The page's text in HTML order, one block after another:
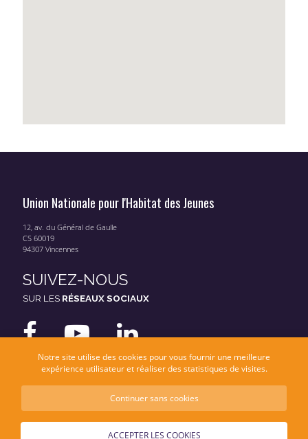
Union Nationale pour l'Habitat des Jeunes
12, av. du Général de Gaulle
CS 60019
94307 Vincennes
SUIVEZ-NOUS
SUR LES RÉSEAUX SOCIAUX
Mentions légales
Notre site utilise des cookies pour vous fournir une meilleure
expérience utilisateur et réaliser des statistiques de visites.
Continuer sans cookies
ACCEPTER LES COOKIES